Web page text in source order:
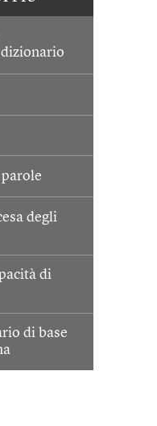
degli
di
di base